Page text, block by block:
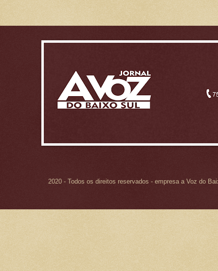
2020 - Todos os direitos reservados - empresa a Voz do